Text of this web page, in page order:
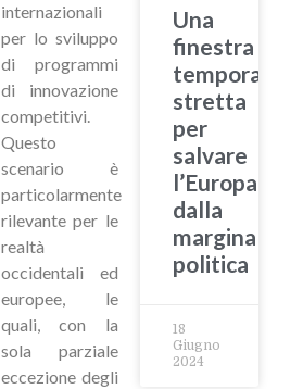
internazionali
per lo sviluppo
di programmi
di innovazione
competitivi.
Questo
scenario è
particolarmente
rilevante per le
realtà
occidentali ed
europee, le
quali, con la
sola parziale
eccezione degli
Una
finestra
temporale
stretta
per
salvare
l’Europa
dalla
marginalità
politica
18
Giugno
2024